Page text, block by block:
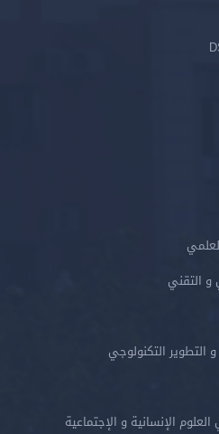
و التقني
التطوير التكنولوجي
الإنسانية و الإجتماعية